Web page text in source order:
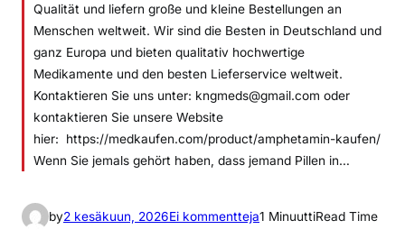
Qualität und liefern große und kleine Bestellungen an
Menschen weltweit. Wir sind die Besten in Deutschland und
ganz Europa und bieten qualitativ hochwertige
Medikamente und den besten Lieferservice weltweit.
Kontaktieren Sie uns unter: kngmeds@gmail.com oder
kontaktieren Sie unsere Website
hier: https://medkaufen.com/product/amphetamin-kaufen/
Wenn Sie jemals gehört haben, dass jemand Pillen in…
by2 kesäkuun, 2026Ei kommenttejaa
1 MinuuttiRead Time